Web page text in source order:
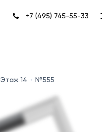
+7 (495) 745-55-33
Этаж 14 №555